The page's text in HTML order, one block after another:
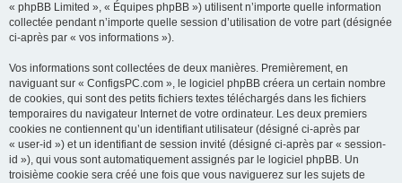
« phpBB Limited », « Équipes phpBB ») utilisent n’importe quelle information
collectée pendant n’importe quelle session d’utilisation de votre part (désignée
ci-après par « vos informations »).
Vos informations sont collectées de deux manières. Premièrement, en
naviguant sur « ConfigsPC.com », le logiciel phpBB créera un certain nombre
de cookies, qui sont des petits fichiers textes téléchargés dans les fichiers
temporaires du navigateur Internet de votre ordinateur. Les deux premiers
cookies ne contiennent qu’un identifiant utilisateur (désigné ci-après par
« user-id ») et un identifiant de session invité (désigné ci-après par « session-
id »), qui vous sont automatiquement assignés par le logiciel phpBB. Un
troisième cookie sera créé une fois que vous naviguerez sur les sujets de